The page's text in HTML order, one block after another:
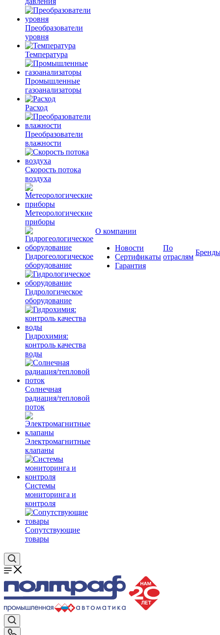
Преобразователи
уровня
Температура
Промышленные
газоанализаторы
Расход
Преобразователи
влажности
Скорость потока
воздуха
Метеорологические
приборы
Гидрогеологическое
оборудование
Гидрологическое
оборудование
Гидрохимия:
контроль качества
воды
Солнечная
радиация/тепловой
поток
Электромагнитные
клапаны
Системы
мониторинга и
контроля
Сопутствующие
товары
О компании
Новости
Сертификаты
Гарантия
По
отраслям